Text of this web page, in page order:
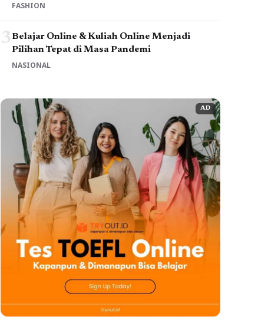
FASHION
3Belajar Online & Kuliah Online Menjadi
Pilihan Tepat di Masa Pandemi
NASIONAL
AD